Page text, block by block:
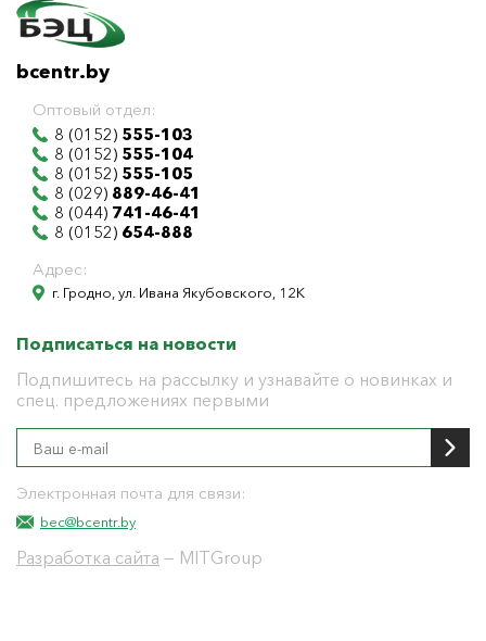
bcentr.by
Оптовый отдел:
8 (0152) 555-103
8 (0152) 555-104
8 (0152) 555-105
8 (029) 889-46-41
8 (044) 741-46-41
8 (0152) 654-888
Адрес:
г. Гродно, ул. Ивана Якубовского, 12К
Подписаться на новости
Подпишитесь на рассылку и узнавайте о новинках и
спец. предложениях первыми
Электронная почта для связи:
bec@bcentr.by
Разработка сайта — MITGroup